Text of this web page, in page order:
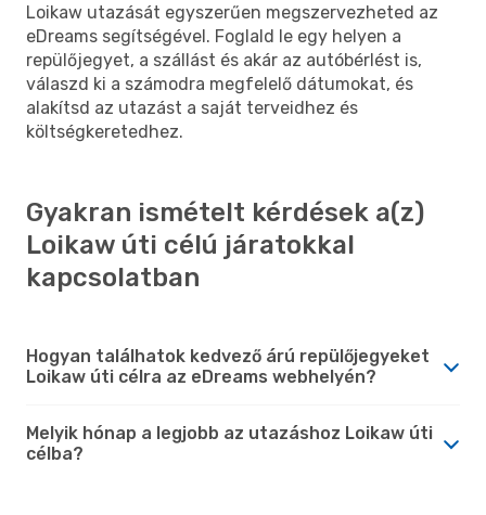
Loikaw utazását egyszerűen megszervezheted az
eDreams segítségével. Foglald le egy helyen a
repülőjegyet, a szállást és akár az autóbérlést is,
válaszd ki a számodra megfelelő dátumokat, és
alakítsd az utazást a saját terveidhez és
költségkeretedhez.
Gyakran ismételt kérdések a(z)
Loikaw úti célú járatokkal
kapcsolatban
Hogyan találhatok kedvező árú repülőjegyeket
Loikaw úti célra az eDreams webhelyén?
Melyik hónap a legjobb az utazáshoz Loikaw úti
célba?